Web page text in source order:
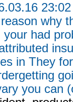
why
had
in They
you can